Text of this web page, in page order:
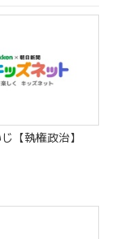
【執権政治】